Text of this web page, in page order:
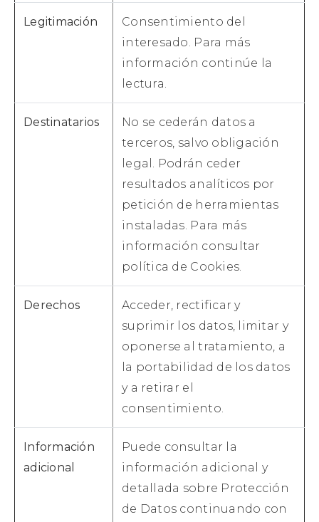
Legitimación
Consentimiento del
interesado. Para más
información continúe la
lectura.
Destinatarios
No se cederán datos a
terceros, salvo obligación
legal. Podrán ceder
resultados analíticos por
petición de herramientas
instaladas. Para más
información consultar
política de Cookies.
Derechos
Acceder, rectificar y
suprimir los datos, limitar y
oponerse al tratamiento, a
la portabilidad de los datos
y a retirar el
consentimiento.
Información
adicional
Puede consultar la
información adicional y
detallada sobre Protección
de Datos continuando con